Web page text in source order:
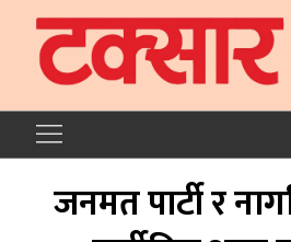
जनमत पार्टी र